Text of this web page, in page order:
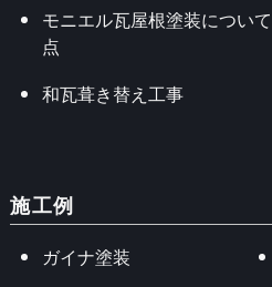
モニエル瓦屋根塗装につい
点
和瓦葺き替え工事
施工例
ガイナ塗装